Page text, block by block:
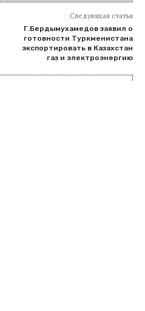
Следующая статья
Г.Бердымухамедов заявил о
готовности Туркменистана
экспортировать в Казахстан
газ и электроэнергию